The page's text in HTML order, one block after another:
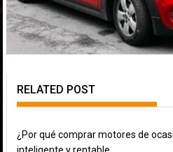
RELATED POST
¿Por qué comprar motores de
inteligente y rentable